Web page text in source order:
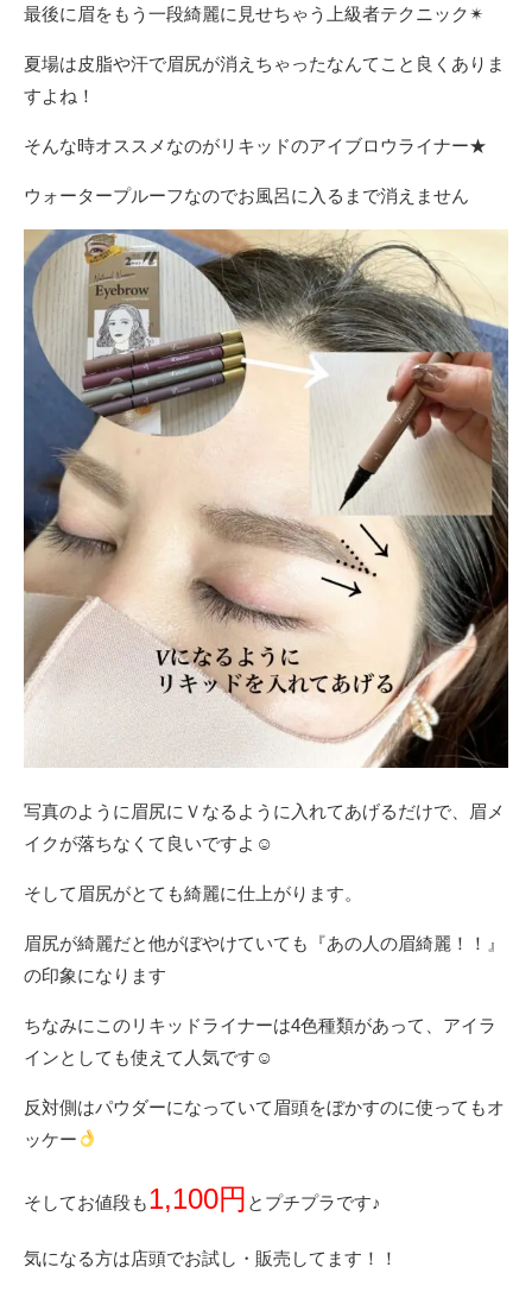
最後に眉をもう一段綺麗に見せちゃう上級者テクニック✴︎
夏場は皮脂や汗で眉尻が消えちゃったなんてこと良くありま
すよね！
そんな時オススメなのがリキッドのアイブロウライナー★
ウォータープルーフなのでお風呂に入るまで消えません
写真のように眉尻にＶなるように入れてあげるだけで、眉メ
イクが落ちなくて良いですよ☺︎
そして眉尻がとても綺麗に仕上がります。
眉尻が綺麗だと他がぼやけていても『あの人の眉綺麗！！』
の印象になります
ちなみにこのリキッドライナーは4色種類があって、アイラ
インとしても使えて人気です☺︎
反対側はパウダーになっていて眉頭をぼかすのに使ってもオ
ッケー
そしてお値段も1,100円 とプチプラです♪
気になる方は店頭でお試し・販売してます！！